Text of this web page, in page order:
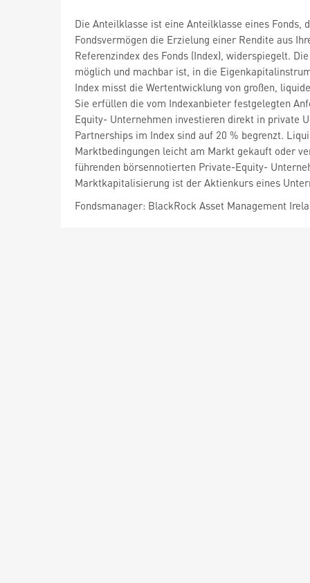
Die Anteilklasse ist eine Anteilklasse eines
Fondsvermögen die Erzielung einer Rendite aus
Referenzindex des Fonds (Index), widerspiegelt.
möglich und machbar ist, in die
Index misst die Wertentwicklung von großen,
Sie erfüllen die vom Indexanbieter festgelegten
Equity- Unternehmen investieren direkt in private
Partnerships im Index sind auf 20 % begrenzt.
Marktbedingungen leicht am Markt gekauft oder
führenden börsennotierten Private-Equity-
Marktkapitalisierung ist der Aktienkurs eines
Fondsmanager: BlackRock Asset Management